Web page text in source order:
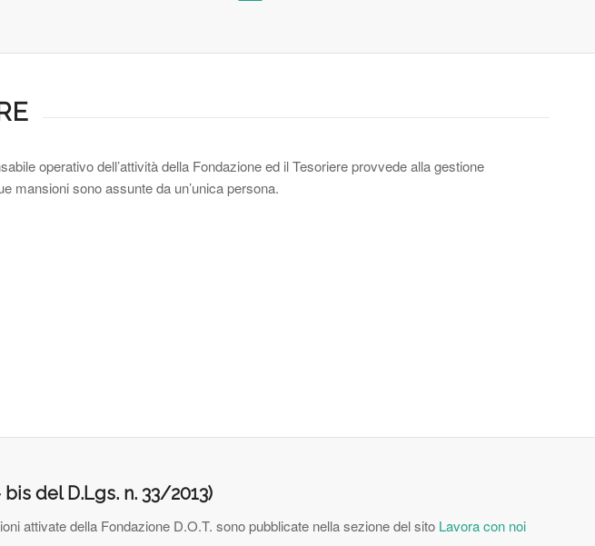
operativo dell’attività della Fondazione ed il Tesoriere provvede alla gestione
mansioni sono assunte da un’unica persona.
del D.Lgs. n. 33/2013)
attivate della Fondazione D.O.T. sono pubblicate nella sezione del sito Lavora con noi